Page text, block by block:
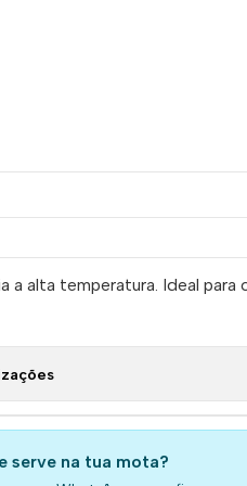
alta temperatura. Ideal para
serve na tua mota?